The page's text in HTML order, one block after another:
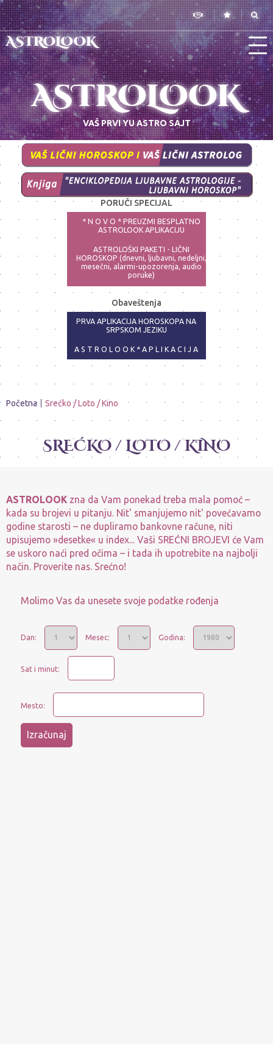
ASTROLOOK
ASTROLOOK
VAŠ PRVI YU ASTRO SAJT
PORUČI SPECIJAL
* N O V O * PREUZMI BESPLATNO
ASTROLOOK APLIKACIJU
ASTROLOŠKI PAKETI - LIČNI
HOROSKOP (dnevni, ljubavni, nedeljni,
mesečni, alarmi-upozorenja, audio
poruke)
ASTRO-PSIHOLOG - NAJPRECIZNIJE
ANALIZE
Obaveštenja
PRVA APLIKACIJA HOROSKOPA NA
SRPSKOM JEZIKU
A S T R O L O O K * A P L I K A C I J A
Početna Srećko / Loto / Kino
SREĆKO / LOTO / KINO
ASTROLOOK zna da Vam ponekad treba mala pomoć –
kada su brojevi u pitanju. Nit' smanjujemo nit' povećavamo
godine starosti – ne dupliramo bankovne račune, niti
upisujemo »desetke« u index... Vaši SREĆNI BROJEVI će Vam
se uskoro naći pred očima – i tada ih upotrebite na najbolji
način. Proverite nas. Srećno!
Molimo Vas da unesete svoje podatke rođenja
Dan: Mesec: Godina:
Sat i minut:
Mesto: